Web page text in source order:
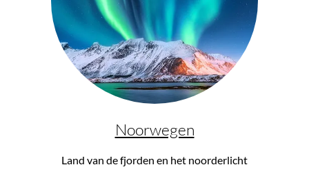
Cargo-rugzak
Noorwegen
Land van de fjorden en het noorderlicht